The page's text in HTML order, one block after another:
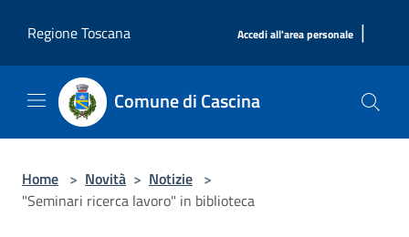
Regione Toscana
Accedi all'area personale |
Comune di Cascina
Home > Novità > Notizie >
"Seminari ricerca lavoro" in biblioteca